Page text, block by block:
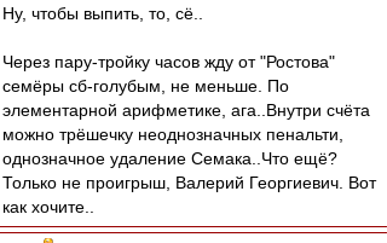
Ну, чтобы выпить, то, сё..
Через пару-тройку часов жду от "Ростова"
семёры сб-голубым, не меньше. По
элементарной арифметике, ага..Внутри счёта
можно трёшечку неоднозначных пенальти,
однозначное удаление Семака..Что ещё?
Только не проигрыш, Валерий Георгиевич. Вот
как хочите..